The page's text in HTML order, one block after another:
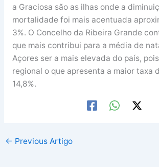
a Graciosa são as ilhas onde a
mortalidade foi mais acentuada
3%. O Concelho da Ribeira Grande
que mais contribui para a média de
Açores ser a mais elevada do país,
regional o que apresenta a maior taxa
14,8%.
← Previous Artigo